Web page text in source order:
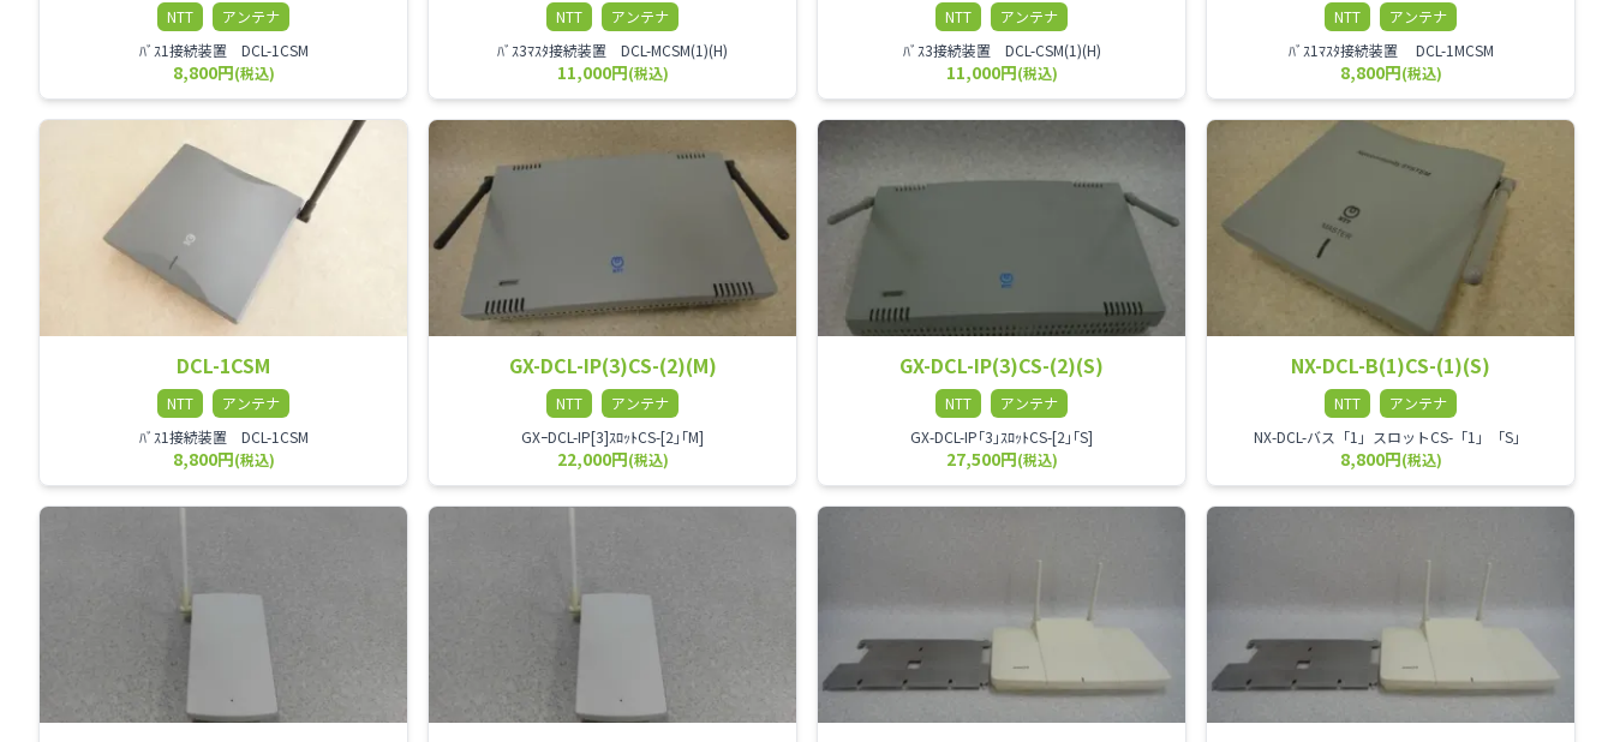
NTT
アンテナ
ﾊﾞｽ1接続装置 DCL-1CSM
8,800円(税込)
NTT
アンテナ
ﾊﾞｽ3ﾏｽﾀ接続装置 DCL-MCSM(1)(H)
11,000円(税込)
NTT
アンテナ
ﾊﾞｽ3接続装置 DCL-CSM(1)(H)
11,000円(税込)
NTT
アンテナ
ﾊﾞｽ1ﾏｽﾀ接続装置 DCL-1MCSM
8,800円(税込)
DCL-1CSM
NTT
アンテナ
ﾊﾞｽ1接続装置 DCL-1CSM
8,800円(税込)
GX-DCL-IP(3)CS-(2)(M)
NTT
アンテナ
GXｰDCL-IP[3]ｽﾛｯﾄCS-[2｣｢M]
22,000円(税込)
GX-DCL-IP(3)CS-(2)(S)
NTT
アンテナ
GX-DCL-IP｢3｣ｽﾛｯﾄCS-[2｣｢S]
27,500円(税込)
NX-DCL-B(1)CS-(1)(S)
NTT
アンテナ
NX-DCL-バス「1」スロットCS-「1」「S」
8,800円(税込)